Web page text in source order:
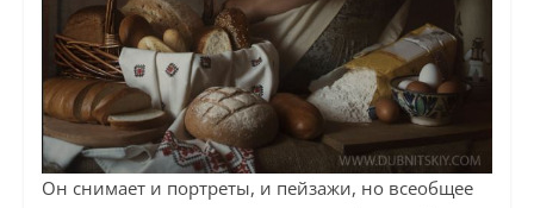
Он снимает и портреты, и пейзажи, но всеобщее